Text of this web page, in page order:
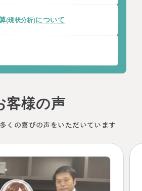
(現状分析)について
客様の声
くの喜びの声をいただいています